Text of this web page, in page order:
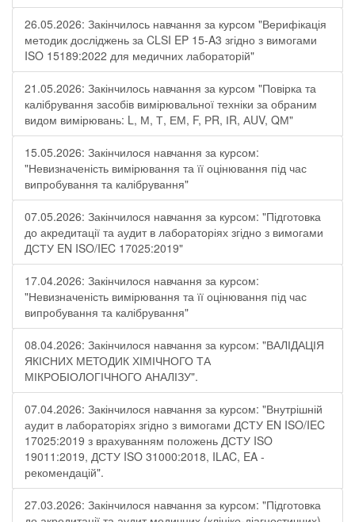
26.05.2026: Закінчилось навчання за курсом "Верифікація
методик досліджень за CLSI EP 15-A3 згідно з вимогами
ISO 15189:2022 для медичних лабораторій"
21.05.2026: Закінчилось навчання за курсом "Повірка та
калібрування засобів вимірювальної техніки за обраним
видом вимірювань: L, М, Т, ЕМ, F, РR, ІR, АUV, QМ"
15.05.2026: Закінчилося навчання за курсом:
"Невизначеність вимірювання та її оцінювання під час
випробування та калібрування"
07.05.2026: Закінчилося навчання за курсом: "Підготовка
до акредитації та аудит в лабораторіях згідно з вимогами
ДСТУ EN ISO/IEC 17025:2019"
17.04.2026: Закінчилося навчання за курсом:
"Невизначеність вимірювання та її оцінювання під час
випробування та калібрування"
08.04.2026: Закінчилося навчання за курсом: "ВАЛІДАЦІЯ
ЯКІСНИХ МЕТОДИК ХІМІЧНОГО ТА
МІКРОБІОЛОГІЧНОГО АНАЛІЗУ".
07.04.2026: Закінчилося навчання за курсом: "Внутрішній
аудит в лабораторіях згідно з вимогами ДСТУ EN ISO/IEC
17025:2019 з врахуванням положень ДСТУ ISO
19011:2019, ДСТУ ISO 31000:2018, ILAC, EA -
рекомендацій".
27.03.2026: Закінчилося навчання за курсом: "Підготовка